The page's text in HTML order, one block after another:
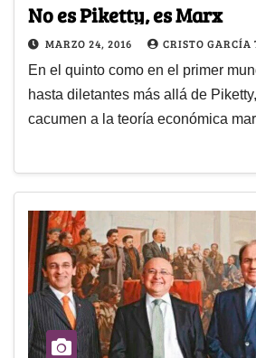
No es Piketty, es Marx
MARZO 24, 2016 CRISTO GARCÍA
En el quinto como en el primer
hasta diletantes más allá de
cacumen a la teoría económica